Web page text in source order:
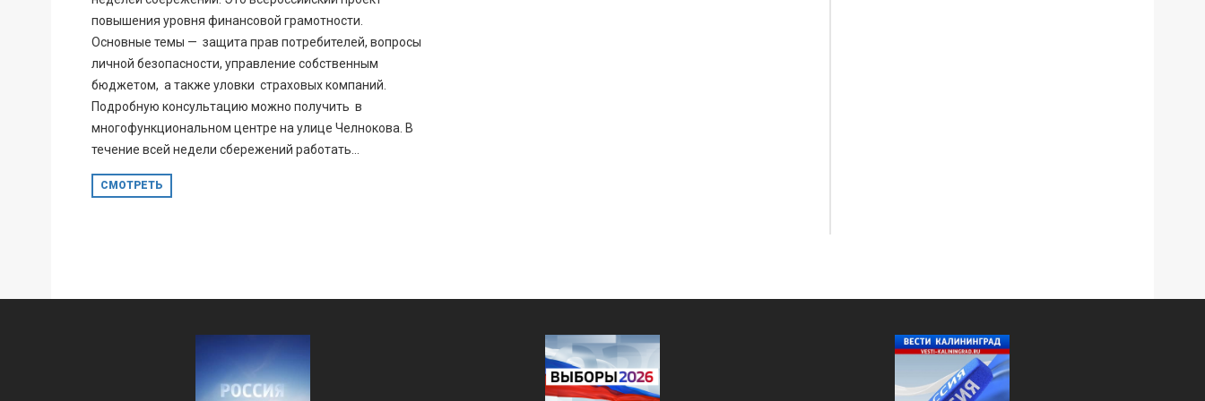
повышения уровня финансовой грамотности.
Основные темы — защита прав потребителей, вопросы
личной безопасности, управление собственным
бюджетом, а также уловки страховых компаний.
Подробную консультацию можно получить в
многофункциональном центре на улице Челнокова. В
течение всей недели сбережений работать...
СМОТРЕТЬ